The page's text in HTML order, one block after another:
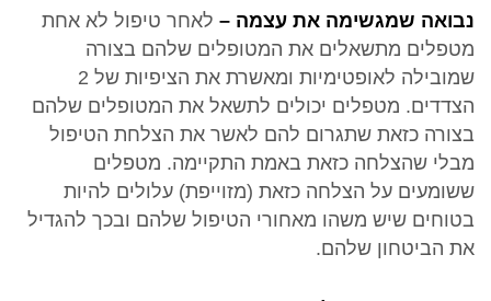
נבואה שמגשימה את עצמה – לאחר טיפול לא אחת
מטפלים מתשאלים את המטופלים שלהם בצורה
שמובילה לאופטימיות ומאשרת את הציפיות של 2
הצדדים. מטפלים יכולים לתשאל את המטופלים שלהם
בצורה כזאת שתגרום להם לאשר את הצלחת הטיפול
מבלי שהצלחה כזאת באמת התקיימה. מטפלים
ששומעים על הצלחה כזאת (מזוייפת) עלולים להיות
בטוחים שיש משהו מאחורי הטיפול שלהם ובכך להגדיל
את הביטחון שלהם.